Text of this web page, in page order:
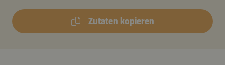
Zutaten kopieren